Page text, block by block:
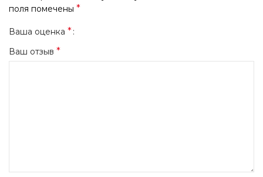
поля помечены *
Ваша оценка *
Ваш отзыв *